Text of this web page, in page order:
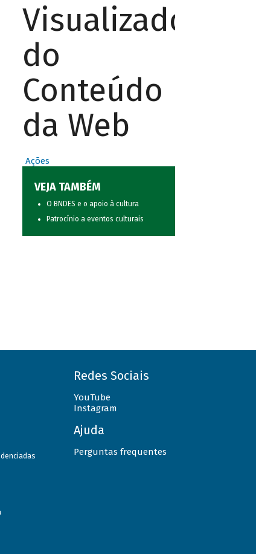
Visualizador
do
Conteúdo
da Web
Ações
VEJA TAMBÉM
O BNDES e o apoio à cultura
Patrocínio a eventos culturais
Redes Sociais
YouTube
Instagram
Ajuda
Perguntas frequentes